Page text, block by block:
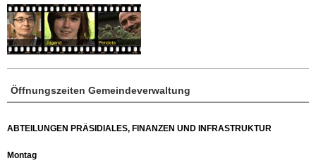
Öffnungszeiten Gemeindeverwaltung
ABTEILUNGEN PRÄSIDIALES, FINANZEN UND INFRASTRUKTUR
Montag